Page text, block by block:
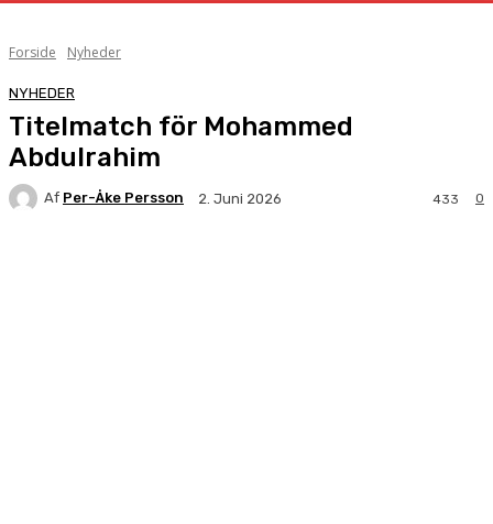
Forside Nyheder
NYHEDER
Titelmatch för Mohammed
Abdulrahim
Af Per-Åke Persson 2. Juni 2026 0
433